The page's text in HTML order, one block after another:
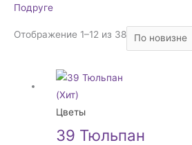
Подруге
Отображение 1–12 из 38
недавние
Цветы
39 Тюльпан